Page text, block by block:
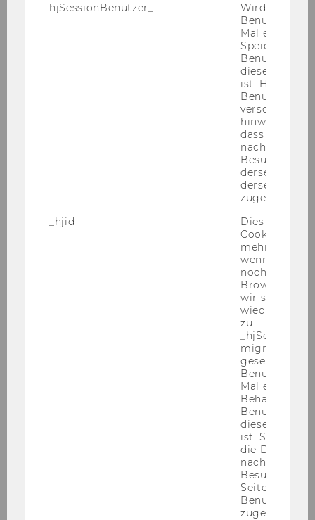
hjSessionBenutzer_
Wird gesetzt,
Benutzer
Mal eine
Speichert die
Benutzer-ID,
diese Seite
ist. Hotjar
Benutzer
verschiedene
hinweg.Stellt
dass Daten
Besuchen auf
derselben
derselben
zugeordnet
_hjid
Dies ist ein
Cookie, das
mehr setzen,
wenn ein
noch in
Browser hat,
wir seinen
zu
migrieren.
gesetzt,
Benutzer
Mal eine
Behält die
Benutzer-ID
diese Seite
ist. Stellt
die Daten von
Besuchen
Seite
Benutzer-ID
zugeordnet